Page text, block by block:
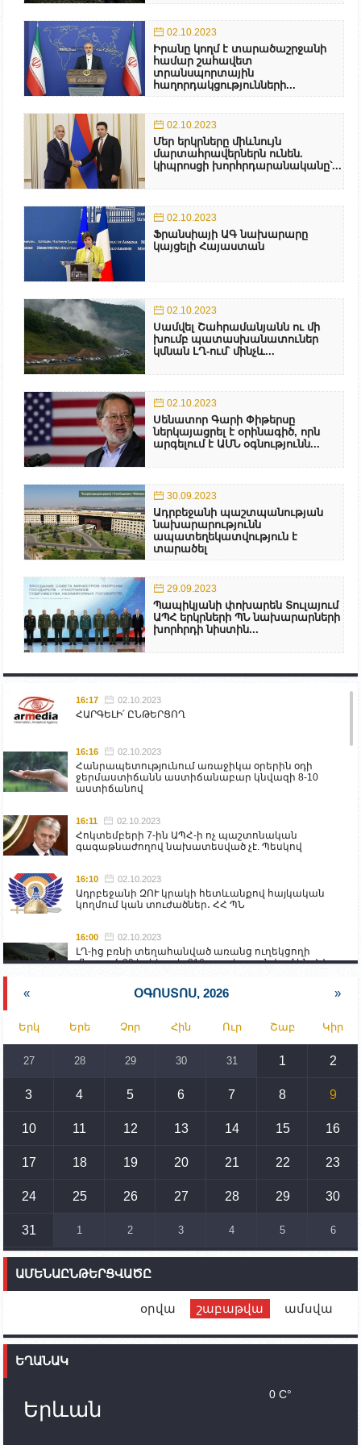
02.10.2023
Իրանը կողմ է տարածաշրջանի
համար շահավետ
տրանսպորտային
հաղորդակցությունների...
02.10.2023
Մեր երկրները միևնույն
մարտահրավերներն ունեն.
կիպրոսցի խորհրդարանականը՝...
02.10.2023
Ֆրանսիայի ԱԳ նախարարը
կայցելի Հայաստան
02.10.2023
Սամվել Շահրամանյանն ու մի
խումբ պատասխանատուներ
կմնան ԼՂ-ում՝ մինչև...
02.10.2023
Սենատոր Գարի Փիթերսը
ներկայացրել է օրինագիծ, որն
արգելում է ԱՄՆ օգնությունն...
30.09.2023
Ադրբեջանի պաշտպանության
նախարարությունն
ապատեղեկատվություն է
տարածել
29.09.2023
Պապիկյանի փոխարեն Տուլայում
ԱՊՀ երկրների ՊՆ նախարարների
խորհրդի նիստին...
16:17 02.10.2023
ՀԱՐԳԵԼԻ՛ ԸՆԹԵՐՑՈՂ
16:16 02.10.2023
Հանրապետությունում առաջիկա օրերին օդի
ջերմաստիճանն աստիճանաբար կնվազի 8-10
աստիճանով
16:11 02.10.2023
Հոկտեմբերի 7-ին ԱՊՀ-ի ոչ պաշտոնական
գագաթնաժողով նախատեսված չէ. Պեսկով
16:10 02.10.2023
Ադրբեջանի ԶՈՒ կրակի հետևանքով հայկական
կողմում կան տուժածներ․ ՀՀ ՊՆ
16:00 02.10.2023
ԼՂ-ից բռնի տեղահանված առանց ուղեկցողի
մնացած 20 երեխա և 216 տարեց գտնվում են ՀՀ
նախարարության հոգածության ներքո
Իրանը կողմ է տարածաշրջանի համար շահավետ
տրանսպորտային հաղորդակցությունների
զարգացմանը, սակայն ոչ՝ միջազգային
սահմանների փոփոխությանը
15:10 02.10.2023
սպառնալիքները կասեցնելու համար. իսպանացի
պատգամավորը Գորիսում է
14:54 02.10.2023
տեղակայված հայկական դիրքերի անձնակազմի
ունեն. կիպրոսցի խորհրդարանականը՝ Ալեն
Ֆրանսիայի ԱԳ նախարարը կայցելի Հայաստան
պատասխանատուներ կմնան ԼՂ-ում՝ մինչև
որոնողափրկարարական աշխատանքների
« ՕԳՈՍՏՈՍ, 2026 »
Երկ Երե Չոր Հին Ուր Շաբ Կիր
27 28 29 30 31 1 2
3 4 5 6 7 8 9
10 11 12 13 14 15 16
17 18 19 20 21 22 23
24 25 26 27 28 29 30
31 1 2 3 4 5 6
ԱՄԵՆԱԸՆԹԵՐՑՎԱԾԸ
օրվա շաբաթվա ամսվա
ԵՂԱՆԱԿ
Երևան
0 C°